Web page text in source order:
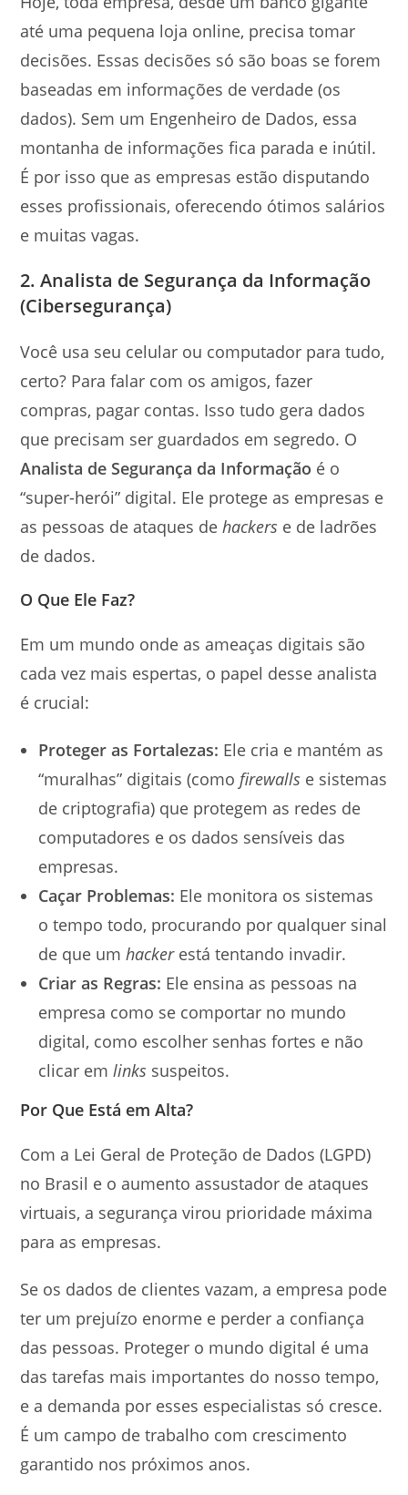
até uma pequena loja online, precisa tomar
decisões. Essas decisões só são boas se forem
baseadas em informações de verdade (os
dados). Sem um Engenheiro de Dados, essa
montanha de informações fica parada e inútil.
É por isso que as empresas estão disputando
esses profissionais, oferecendo ótimos salários
e muitas vagas.
2. Analista de Segurança da Informação
(Cibersegurança)
Você usa seu celular ou computador para tudo,
certo? Para falar com os amigos, fazer
compras, pagar contas. Isso tudo gera dados
que precisam ser guardados em segredo. O
Analista de Segurança da Informação é o
“super-herói” digital. Ele protege as empresas e
as pessoas de ataques dehackers e de ladrões
de dados.
O Que Ele Faz?
Em um mundo onde as ameaças digitais são
cada vez mais espertas, o papel desse analista
é crucial:
Proteger as Fortalezas: Ele cria e mantém as
“muralhas” digitais (como firewalls e sistemas
de criptografia) que protegem as redes de
computadores e os dados sensíveis das
empresas.
Caçar Problemas: Ele monitora os sistemas
o tempo todo, procurando por qualquer sinal
de que umhackerestá tentando invadir.
Criar as Regras: Ele ensina as pessoas na
empresa como se comportar no mundo
digital, como escolher senhas fortes e não
clicar emlinks suspeitos.
Por Que Está em Alta?
Com a Lei Geral de Proteção de Dados (LGPD)
no Brasil e o aumento assustador de ataques
virtuais, a segurança virou prioridade máxima
para as empresas.
Se os dados de clientes vazam, a empresa pode
ter um prejuízo enorme e perder a confiança
das pessoas. Proteger o mundo digital é uma
das tarefas mais importantes do nosso tempo,
e a demanda por esses especialistas só cresce.
É um campo de trabalho com crescimento
garantido nos próximos anos.